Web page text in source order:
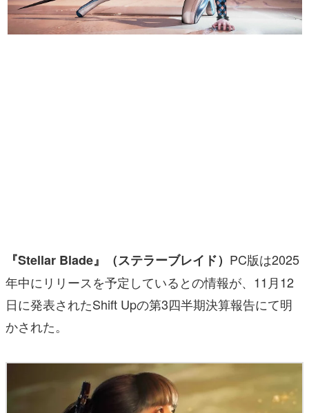
なんでゲームは面白い？
ゲーム開発者・hamatsu氏がゲームの魅力を画面や操作の
具体的な形から解き明かしていく、硬派で骨太な評論連載
その他
電ファミニコゲーマーとは？
運営：株式会社マレ
『Stellar Blade』（ステラーブレイド） PC版は2025
年中にリリースを予定しているとの情報が、11月12
日に発表されたShift Upの第3四半期決算報告にて明
かされた。